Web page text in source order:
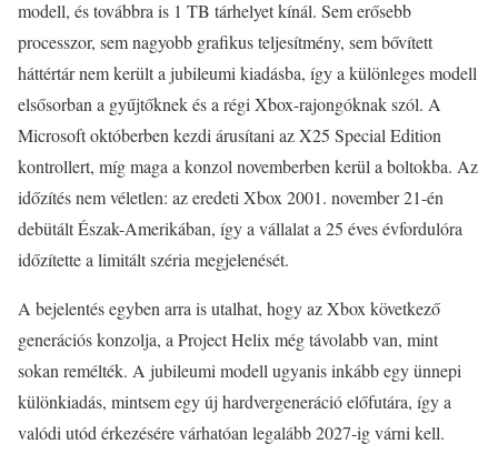
modell, és továbbra is 1 TB tárhelyet kínál. Sem erősebb
processzor, sem nagyobb grafikus teljesítmény, sem bővített
háttértár nem került a jubileumi kiadásba, így a különleges modell
elsősorban a gyűjtőknek és a régi Xbox-rajongóknak szól. A
Microsoft októberben kezdi árusítani az X25 Special Edition
kontrollert, míg maga a konzol novemberben kerül a boltokba. Az
időzítés nem véletlen: az eredeti Xbox 2001. november 21-én
debütált Észak-Amerikában, így a vállalat a 25 éves évfordulóra
időzítette a limitált széria megjelenését.
A bejelentés egyben arra is utalhat, hogy az Xbox következő
generációs konzolja, a Project Helix még távolabb van, mint
sokan remélték. A jubileumi modell ugyanis inkább egy ünnepi
különkiadás, mintsem egy új hardvergeneráció előfutára, így a
valódi utód érkezésére várhatóan legalább 2027-ig várni kell.